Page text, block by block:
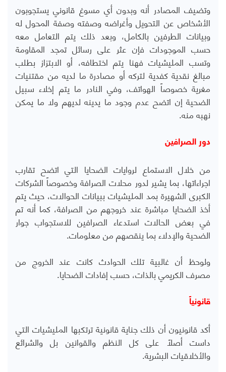
وتضيف المصادر أنه وبدون أي مسوغ قانوني يستجوبون
الأشخاص عن التحويل وأغراضه وصفته وصفة المحول له
وبيانات الطرفين بالكامل، وبعد ذلك يتم التعامل معه
حسب الموجودات فإن عثر على رسائل تمجد المقاومة
وتسب المليشيات فهنا يتم اختطافه، أو الابتزاز بطلب
مبالغ نقدية كفدية لتركه أو مصادرة ما لديه من مقتنيات
مغرية خصوصاً الهواتف، وفي النادر ما يتم إخلاء سبيل
الضحية إن اتضح عدم وجود ما يدينه لديهم ولا ما يمكن
نهبه منه.
دور الصرافين
من خلال الاستماع لروايات الضحايا التي اتضح تقارب
اجراءاتها، بما يشير لدور محلات الصرافة وخصوصاً الشركات
الكبرى الشهيرة بمد المليشيات ببيانات الحوالات، حيث يتم
أخذ الضحايا مباشرة عند خروجهم من الصرافة، كما أنه تم
في بعض الحالات استدعاء الصرافين للاستجواب جوار
الضحية والإدلاء بما ينقصهم من معلومات.
ولوحظ أن غالبية تلك الحوادث كانت عند الخروج من
مصرف الكريمي بالذات، حسب إفادات الضحايا.
قانونياً
أكد قانونيون أن ذلك جناية قانونية ترتكبها المليشيات التي
داست أصلاً على كل النظم والقوانين بل والشرائع
والأخلاقيات البشرية.